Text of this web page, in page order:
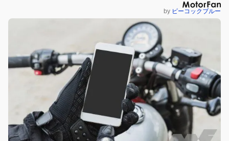
by ピーコックブルー